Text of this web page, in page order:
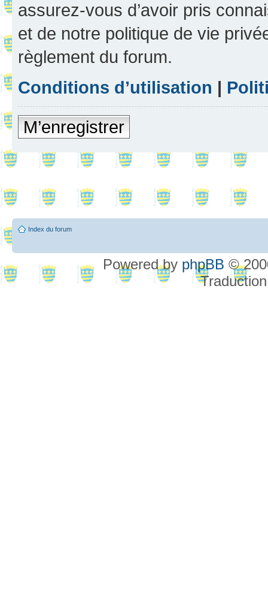
assurez-vous d’avoir pris
et de notre politique de vie
règlement du forum.
Conditions d’utilisation |
M’enregistrer
Index du forum
Powered by phpBB ©